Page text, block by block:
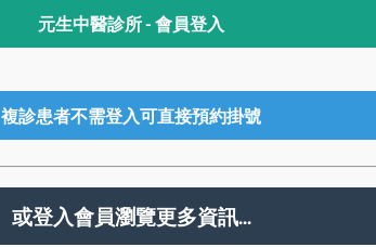
元生中醫診所 - 會員登入
複診患者不需登入可直接預約掛號
或登入會員瀏覽更多資訊...